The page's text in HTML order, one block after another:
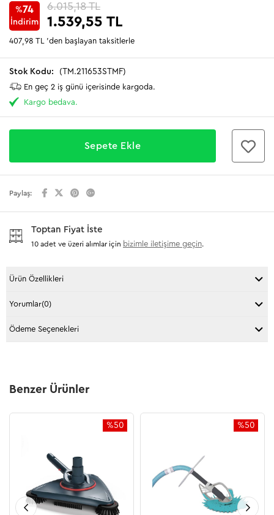
%74
İndirim
6.015,18 TL
1.539,55 TL
407,98 TL 'den başlayan taksitlerle
(TM.211653STMF)
En geç 2 iş günü içerisinde kargoda.
Kargo bedava.
Paylaş:
Toptan Fiyat İste
10 adet ve üzeri alımlar için bizimle iletişime geçin.
Ürün Özellikleri
Yorumlar(0)
Ödeme Seçenekleri
Benzer Ürünler
%50
%50